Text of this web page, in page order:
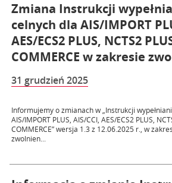
Zmiana Instrukcji
celnych dla AIS/IMPORT
AES/ECS2 PLUS, NCTS2
COMMERCE w zakresie
31 grudzień 2025
Informujemy o zmianach w „Instrukcji
AIS/IMPORT PLUS, AIS/CCI, AES/ECS2 PLUS,
COMMERCE” wersja 1.3 z 12.06.2025 r., w
zwolnien...